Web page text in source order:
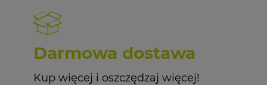
Darmowa dostawa
Kup więcej i oszczędzaj więcej!